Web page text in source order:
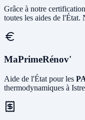
Grâce à notre
toutes les aides de l'État.
MaPrimeRénov'
Aide de l'État pour les
thermodynamiques à